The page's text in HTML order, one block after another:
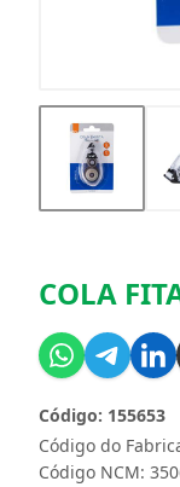
COLA
Código do
Código: 155653
Código NCM: